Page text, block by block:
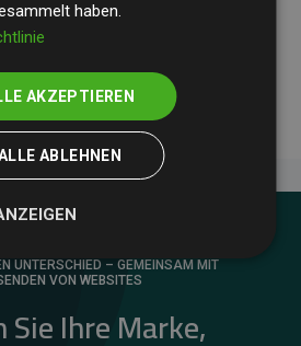
der teilnehmenden
– ein klarer Nachweis für die
unseres Ansatzes.
UNTERSCHIED – GEMEINSAM MIT
VON WEBSITES
Ihre Marke,
haben.
AKZEPTIEREN
ABLEHNEN